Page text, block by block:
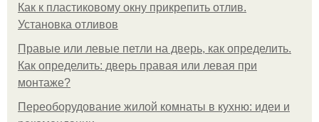
Как к пластиковому окну прикрепить отлив.
Установка отливов
Правые или левые петли на дверь, как определить.
Как определить: дверь правая или левая при
монтаже?
Переоборудование жилой комнаты в кухню: идеи и